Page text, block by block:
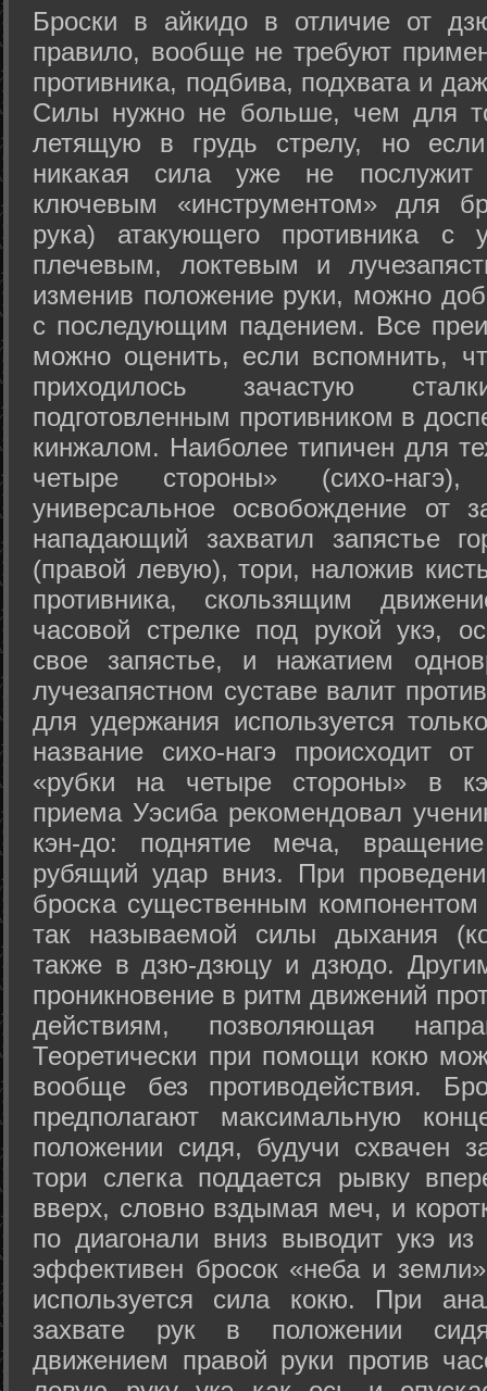
Броски в айкидо в отличие от
правило, вообще не требуют
противника, подбива, подхвата и
Силы нужно не больше, чем для
летящую в грудь стрелу, но
никакая сила уже не
ключевым «инструментом» для
рука) атакующего противника с
плечевым, локтевым и
изменив положение руки, можно
с последующим падением. Все
можно оценить, если вспомнить,
приходилось зачастую
подготовленным противником в
кинжалом. Наиболее типичен для
четыре стороны» (сихо-
универсальное освобождение от
нападающий захватил запястье
(правой левую), тори, наложив
противника, скользящим
часовой стрелке под рукой укэ,
свое запястье, и нажатием
лучезапястном суставе валит
для удержания используется
название сихо-нагэ происходит
«рубки на четыре стороны» в
приема Уэсиба рекомендовал
кэн-до: поднятие меча,
рубящий удар вниз. При
броска существенным компонентом
так называемой силы дыхания
также в дзю-дзюцу и дзюдо.
проникновение в ритм движений
действиям, позволяющая
Теоретически при помощи кокю
вообще без противодействия.
предполагают максимальную
положении сидя, будучи схвачен
тори слегка поддается рывку
вверх, словно вздымая меч, и
по диагонали вниз выводит укэ
эффективен бросок «неба и
используется сила кокю. При
захвате рук в положении
движением правой руки против